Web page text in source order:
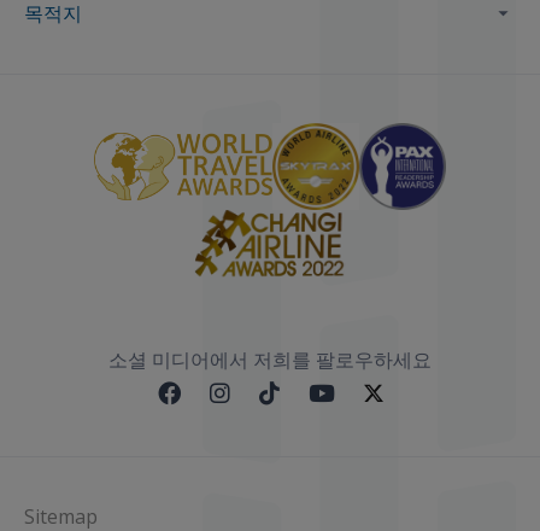
목적지
소셜 미디어에서 저희를 팔로우하세요
Sitemap